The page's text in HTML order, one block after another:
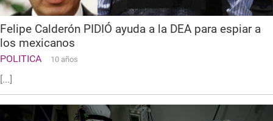
Felipe Calderón PIDIÓ ayuda a la DEA para espiar a
los mexicanos
POLITICA 10 años
[...]